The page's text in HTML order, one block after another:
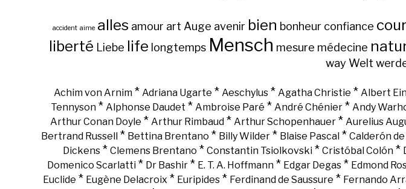
accident aime alles amour art Auge avenir bien bonheur confiance
liberté Liebe life longtemps Mensch mesure médecine
way Welt
Achim von Arnim* Adriana Ugarte * Aeschylus* Agatha Christie * Albert
Tennyson * Alphonse Daudet * Ambroise Paré * André Chénier * Andy
Arthur Conan Doyle * Arthur Rimbaud * Arthur Schopenhauer * Aurelius
Bertrand Russell * Bettina Brentano * Billy Wilder * Blaise Pascal * Calderón
Dickens * Clemens Brentano * Constantin Tsiolkovski * Cristóbal Colón *
Domenico Scarlatti * Dr Bashir * E. T. A. Hoffmann * Edgar Degas * Edmond
Euclide * Eugène Delacroix * Euripides * Ferdinand de Saussure * Fernando